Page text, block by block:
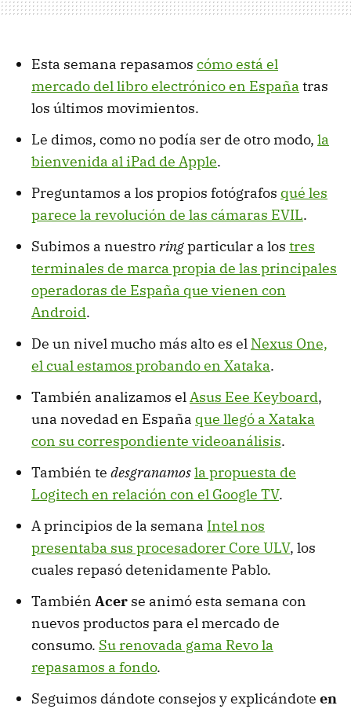
Esta semana repasamos cómo está el
mercado del libro electrónico en España tras
los últimos movimientos.
Le dimos, como no podía ser de otro modo, la
bienvenida al iPad de Apple.
Preguntamos a los propios fotógrafos qué les
parece la revolución de las cámaras EVIL.
Subimos a nuestro ringparticular a los tres
terminales de marca propia de las principales
operadoras de España que vienen con
Android.
De un nivel mucho más alto es el Nexus One,
el cual estamos probando en Xataka.
También analizamos el Asus Eee Keyboard,
una novedad en España que llegó a Xataka
con su correspondiente videoanálisis.
También te desgranamosla propuesta de
Logitech en relación con el Google TV.
A principios de la semana Intel nos
presentaba sus procesadorer Core ULV, los
cuales repasó detenidamente Pablo.
También Acer se animó esta semana con
nuevos productos para el mercado de
consumo. Su renovada gama Revo la
repasamos a fondo.
Seguimos dándote consejos y explicándote en